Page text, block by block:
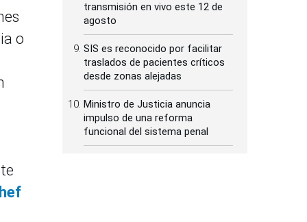
o
transmisión en vivo este 12 de
agosto
SIS es reconocido por facilitar
traslados de pacientes críticos
desde zonas alejadas
Ministro de Justicia anuncia
impulso de una reforma
funcional del sistema penal